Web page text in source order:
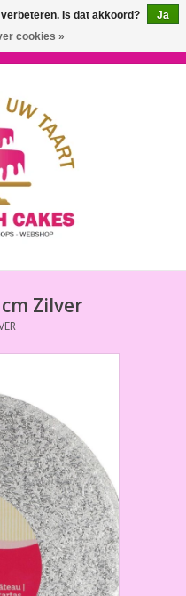
Zilver
Is dat akkoord?
Ja
cookies »